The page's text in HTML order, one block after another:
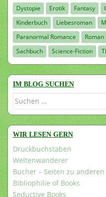
Dystopie Erotik Fantasy
Kinderbuch
Liebesroman
Paranormal Romance
Roman
Sachbuch
Science-Fiction
IM BLOG SUCHEN
Suchen
WIR LESEN GERN
Druckbuchstaben
Weltenwanderer
Bücher – Seiten zu
Bibliophilie of Books
Seductive Books